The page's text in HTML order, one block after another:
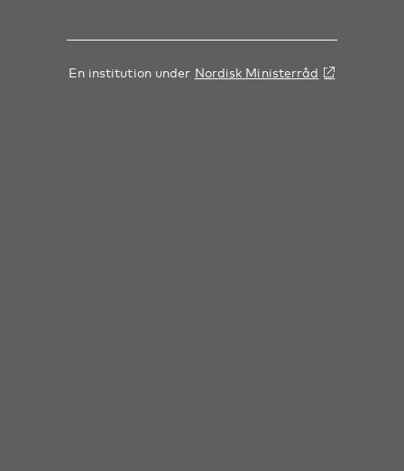
En institution under Nordisk Ministerråd